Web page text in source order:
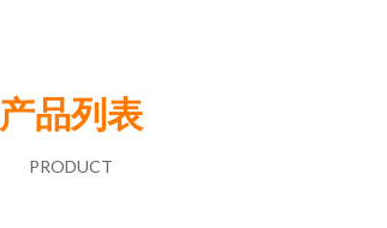
产品列表
PRODUCT